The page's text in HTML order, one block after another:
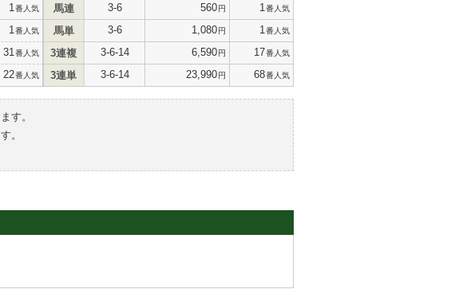
1 番人気
1 番人気
31 番人気
22番人気
馬連 3-6 560円 1 番人気
馬単 3-6 1,080円 1 番人気
3連複 3-6-14 6,590円 17番人気
3連単 3-6-14 23,990円 68番人気
す。
。